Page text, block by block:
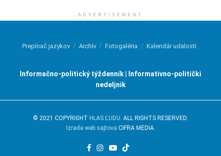
ADVERTISEMENT
Prepínač jazykov Archív Fotogaléria Kalendár udalostí
Informačno-politický týždenník | Informativno-politički
nedeljnik
© 2021 COPYRIGHT HLAS ĽUDU . ALL RIGHTS RESERVED.
Izrada web sajtova CIFRA MEDIA.